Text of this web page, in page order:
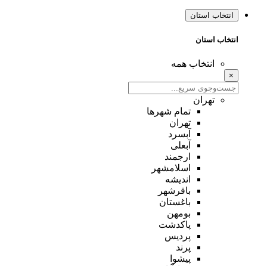
انتخاب استان
انتخاب استان
انتخاب همه
×
تهران
تمام شهر‌ها
تهران
آبسرد
آبعلی
ارجمند
اسلامشهر
اندیشه
باقرشهر
باغستان
بومهن
پاکدشت
پردیس
پرند
پیشوا